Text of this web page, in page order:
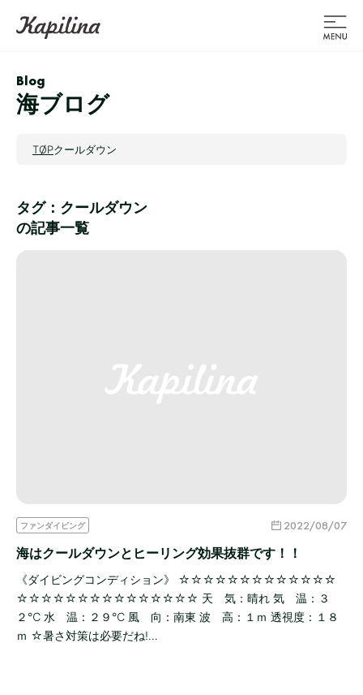
Blog
海ブログ
TOPクールダウン
タグ：クールダウン
の記事一覧
ファンダイビング 2022/08/07
海はクールダウンとヒーリング効果抜群です！！
《ダイビングコンディション》 ☆☆☆☆☆☆☆☆☆☆☆☆☆
☆☆☆☆☆☆☆☆☆☆☆☆☆☆☆ 天 気：晴れ 気 温：３
２℃ 水 温：２９℃ 風 向：南東 波 高：１ｍ 透視度：１８
ｍ ☆暑さ対策は必要だね!…